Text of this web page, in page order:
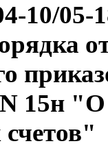
10/05-
N 15н
счетов"